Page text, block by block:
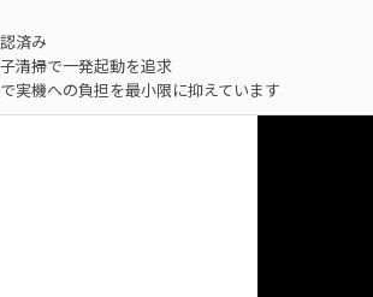
済み
清掃で一発起動を追求
実機への負担を最小限に抑えています